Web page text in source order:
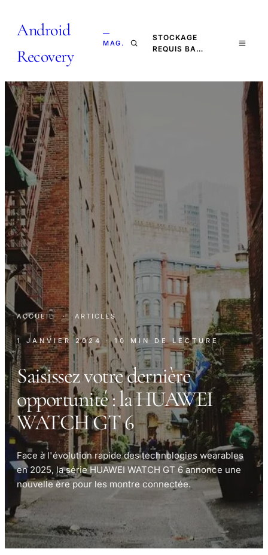
Android
Recovery
—
MAG.
STOCKAGE
REQUIS BA…
ACCUEIL · ARTICLES
1 JANVIER 2024 · 10 MIN DE LECTURE
Saisissez votre dernière
opportunité : la HUAWEI
WATCH GT 6
Face à l'évolution rapide des technologies wearables
en 2025, la série HUAWEI WATCH GT 6 annonce une
nouvelle ère pour les montre connectée.